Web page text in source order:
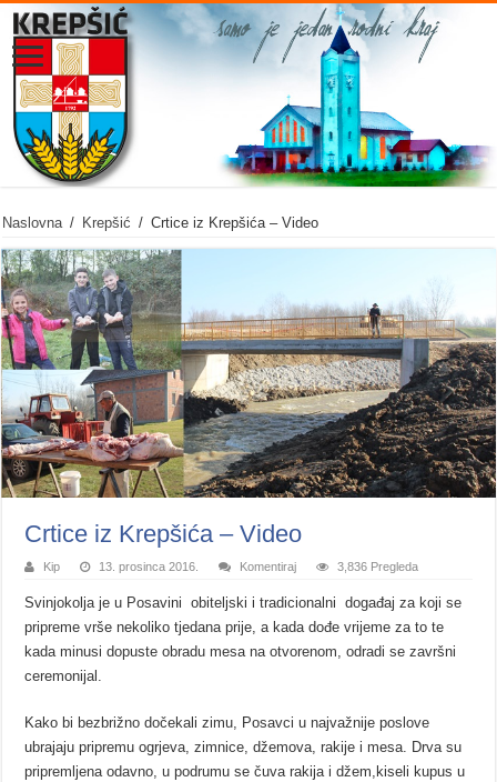
Naslovna / Krepšić / Crtice iz Krepšića – Video
Crtice iz Krepšića – Video
Kip 13. prosinca 2016. Komentiraj 3,836 Pregleda
Svinjokolja je u Posavini obiteljski i tradicionalni događaj za koji se
pripreme vrše nekoliko tjedana prije, a kada dođe vrijeme za to te
kada minusi dopuste obradu mesa na otvorenom, odradi se završni
ceremonijal.
Kako bi bezbrižno dočekali zimu, Posavci u najvažnije poslove
ubrajaju pripremu ogrjeva, zimnice, džemova, rakije i mesa. Drva su
pripremljena odavno, u podrumu se čuva rakija i džem,kiseli kupus u